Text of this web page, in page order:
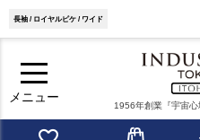
メニュー
1956年創業『宇宙
長袖 / ロイヤルピケ / ワイド